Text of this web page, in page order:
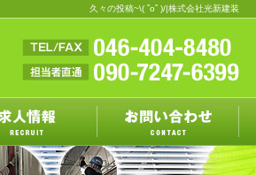
久々の投稿~\( ˆoˆ )/|株式会社光新建装